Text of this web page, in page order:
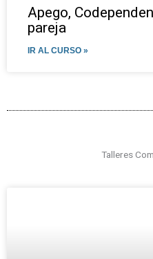
Apego,
pareja
IR AL CURSO »
Talleres